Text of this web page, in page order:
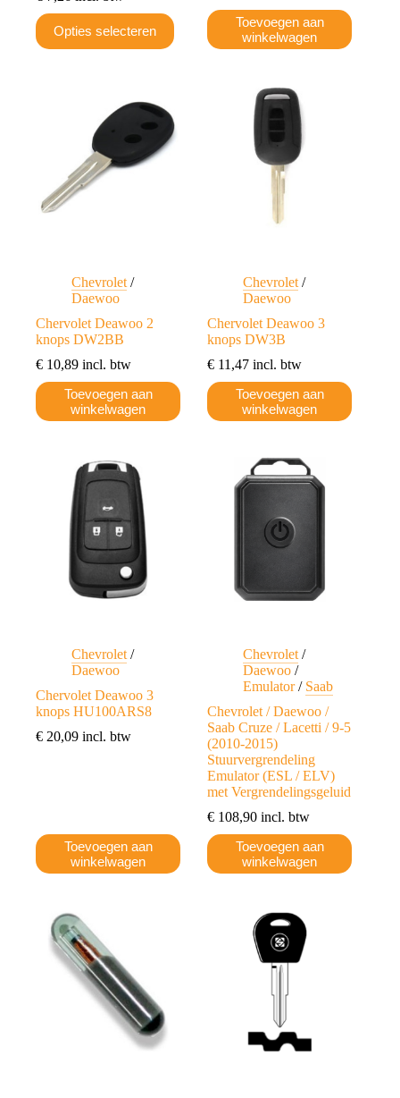
Opties selecteren
Dit
product
heeft
worden
de
productpagina
Toevoegen aan
winkelwagen
Chevrolet /
Daewoo
Chervolet Deawoo 2
knops DW2BB
€ 10,89 incl. btw
Toevoegen aan
winkelwagen
Chevrolet /
Daewoo
Chervolet Deawoo 3
knops DW3B
€ 11,47 incl. btw
Toevoegen aan
winkelwagen
Chevrolet /
Daewoo
Chervolet Deawoo 3
knops HU100ARS8
€ 20,09 incl. btw
Toevoegen aan
winkelwagen
Chevrolet /
Daewoo /
Emulator/ Saab
Chevrolet / Daewoo /
Saab Cruze / Lacetti / 9-5
(2010-2015)
Stuurvergrendeling
Emulator (ESL / ELV)
met Vergrendelingsgeluid
€ 108,90 incl. btw
Toevoegen aan
winkelwagen